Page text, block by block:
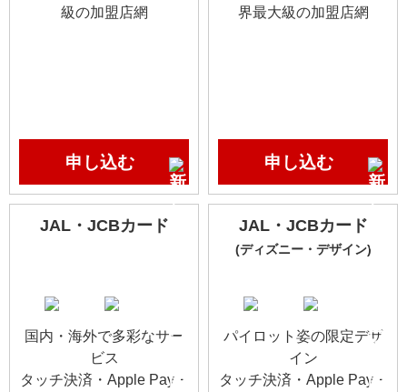
級の加盟店網
申し込む
界最大級の加盟店網
申し込む
JAL・JCBカード
国内・海外で多彩なサー
ビス
タッチ決済・Apple Pay・
JAL・JCBカード
(ディズニー・デザイン)
パイロット姿の限定デザ
イン
タッチ決済・Apple Pay・